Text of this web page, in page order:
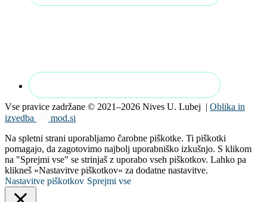
Vse pravice zadržane © 2021–2026 Nives U. Lubej | Oblika in
izvedba
mod.si
Na spletni strani uporabljamo čarobne piškotke. Ti piškotki
pomagajo, da zagotovimo najbolj uporabniško izkušnjo. S klikom
na "Sprejmi vse" se strinjaš z uporabo vseh piškotkov. Lahko pa
klikneš »Nastavitve piškotkov« za dodatne nastavitve.
Nastavitve piškotkov Sprejmi vse